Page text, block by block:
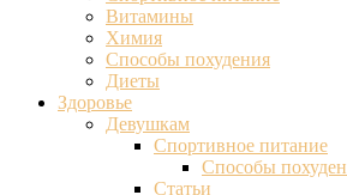
Витамины
Химия
Способы похудения
Диеты
Здоровье
Девушкам
Спортивное питание
Способы
Статьи